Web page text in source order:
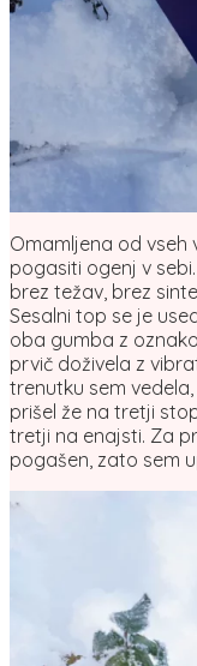
Omamljena od vseh
pogasiti ogenj v
brez težav, brez
Sesalni top se je
oba gumba z
prvič doživela z
trenutku sem
prišel že na tretji
tretji na enajsti. Za
pogašen, zato sem